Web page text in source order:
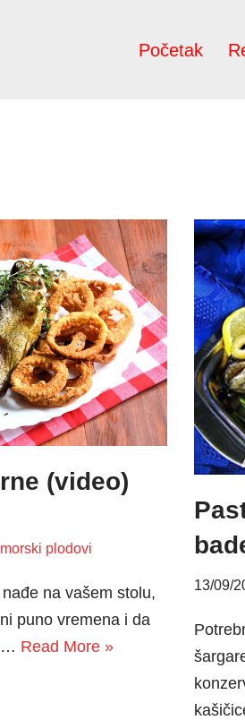
Početak
(video)
plodovi
na vašem stolu,
puno vremena i da
Read More »
13/09/